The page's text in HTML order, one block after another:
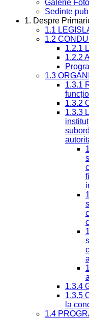
Galerie
Sedinte
1. Despre
1.1
1.2
1.2.1
1.2.2
1.3
1.3.1
1.3.2
1.3.3
1.3.4
1.3.5
la
1.4